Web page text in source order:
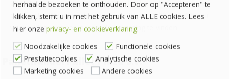
262, stuur een e-mail naarinfo@palletplaza.nl of gebruik de
chatfunctie. We staan doordeweeks tussen 8:00 en 17:00 uur
voor u klaar om een passende oplossing te vinden.
Pallethandel Pallet Plaza B.V.
herhaalde bezoeken te onthouden. Door op "Accepteren" te
klikken, stemt u in met het gebruik van ALLE cookies. Lees
hier onze privacy- en cookieverklaring.
Noodzakelijke cookies
Functionele cookies
Prestatiecookies
Analytische cookies
Marketing cookies
Andere cookies